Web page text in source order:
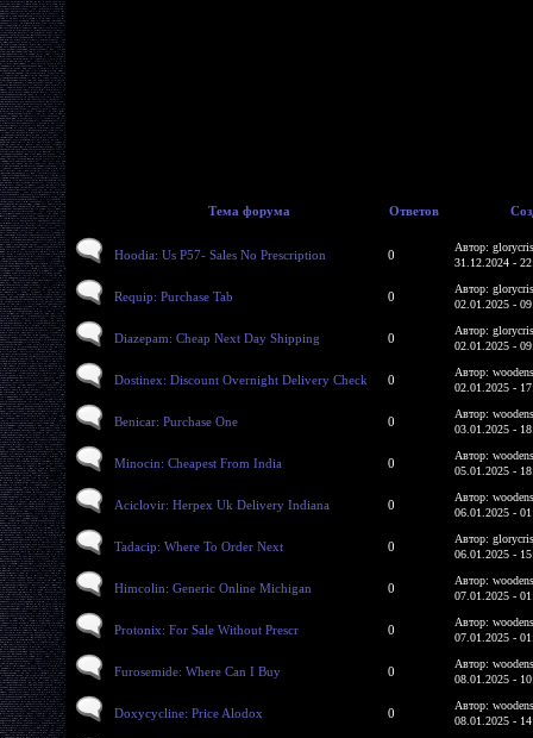
Тема форума Ответов
Hoodia: Us P57- Sales No Prescription 0
Автор:
31.12.2024 -
Requip: Purchase Tab 0
Автор:
02.01.2025 -
Diazepam: Cheap Next Day Shipping 0
Автор:
02.01.2025 -
Dostinex: Discount Overnight Delivery Check 0
Автор:
02.01.2025 -
Benicar: Purchase One 0
Автор:
03.01.2025 -
Minocin: Cheapest From India 0
Автор:
05.01.2025 -
Aciclovir: Herpex Uk Delivery Indiana 0
Автор:
06.01.2025 -
Tadacip: Where To Order Next 0
Автор:
06.01.2025 -
Himcolin: Generic Online Michigan 0
Автор:
07.01.2025 -
Protonix: For Sale Without Prescr 0
Автор:
07.01.2025 -
Furosemide: Where Can I Buy 0
Автор:
08.01.2025 -
Doxycycline: Price Alodox 0
Автор:
08.01.2025 -